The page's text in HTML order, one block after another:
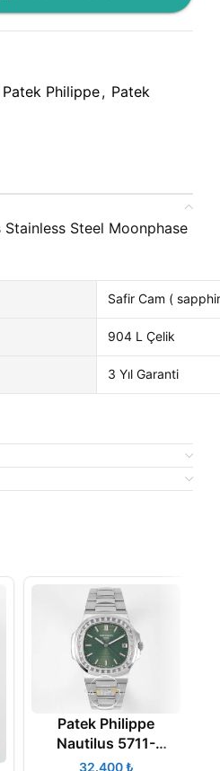
Patek Philippe, Patek
Steel Moonphase
Safir Cam (
904 L Çelik
3 Yıl Garanti
Patek Philippe
Nautilus 5711-
1300A-001 Green
₺